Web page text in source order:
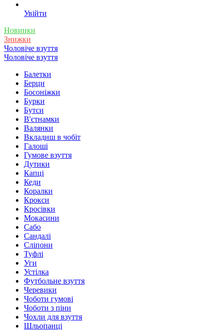
Увійти
Новинки
Знижки
Чоловіче взуття
Чоловіче взуття
Балетки
Берци
Босоніжки
Бурки
Бутси
В'єтнамки
Валянки
Вкладиш в чобіт
Галоші
Гумове взуття
Дутики
Капці
Кеди
Коралки
Крокси
Кросівки
Мокасини
Сабо
Сандалі
Сліпони
Туфлі
Уги
Устілка
Футбольне взуття
Черевики
Чоботи гумові
Чоботи з піни
Чохли для взуття
Шльопанці